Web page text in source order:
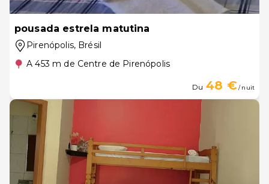
pousada estrela matutina
Pirenópolis, Brésil
A 453 m de Centre de Pirenópolis
Du 48 €/ nuit